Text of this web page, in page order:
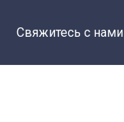
Свяжитесь с нами